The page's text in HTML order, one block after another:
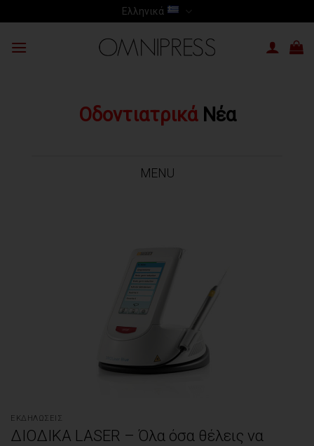
to
content
Ελληνικά
Οδοντιατρικά Νέα
MENU
ΕΚΔΗΛΏΣΕΙΣ
ΔΙΟΔΙΚΑ LASER – Όλα όσα θέλεις να